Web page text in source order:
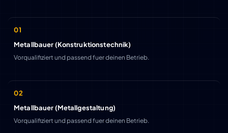
Metallbauer (Konstruktionstechnik)
Vorqualifiziert und passend fuer deinen Betrieb.
Metallbauer (Metallgestaltung)
Vorqualifiziert und passend fuer deinen Betrieb.